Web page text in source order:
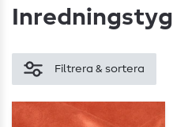
Filtrera & sortera